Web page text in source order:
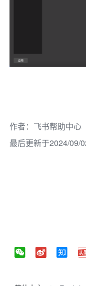
作者： 飞书帮助中心
最后更新于2024/09/